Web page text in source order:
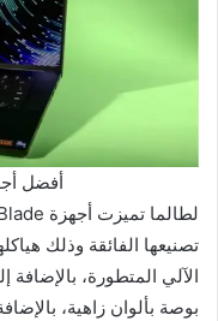
أفضل
تصنيعها الفائقة وذلك
بوصة بألوان زاهية،